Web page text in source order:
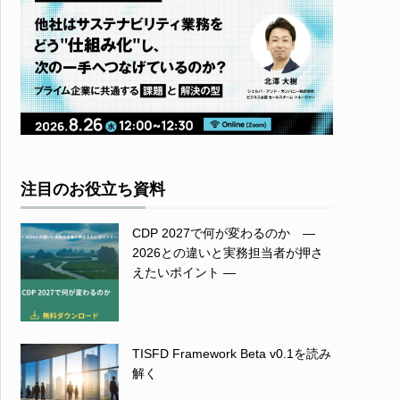
注目のお役立ち資料
CDP 2027で何が変わるのか ―
2026との違いと実務担当者が押さ
えたいポイント ―
TISFD Framework Beta v0.1を読み
解く